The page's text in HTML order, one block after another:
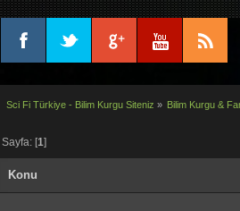
Sci Fi Türkiye - Bilim Kurgu Siteniz » Bilim Kurgu &
Sayfa: [1]
Konu